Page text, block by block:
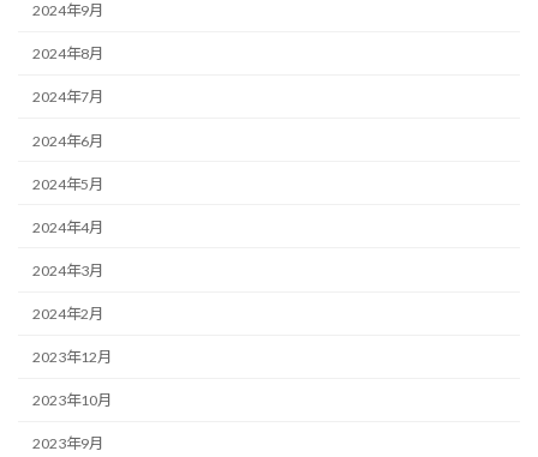
2024年9月
2024年8月
2024年7月
2024年6月
2024年5月
2024年4月
2024年3月
2024年2月
2023年12月
2023年10月
2023年9月